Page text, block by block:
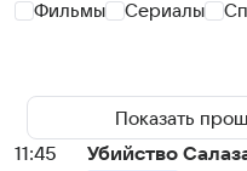
Фильмы Сериалы
Показать
11:45
Убийство